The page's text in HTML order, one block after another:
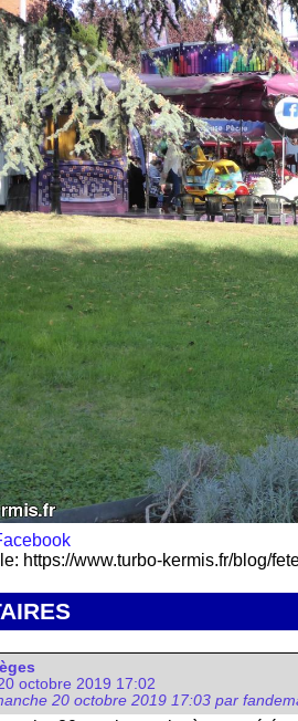
https://www.turbo-kermis.fr/blog/
octobre 2019 17:02
20 octobre 2019 17:03 par